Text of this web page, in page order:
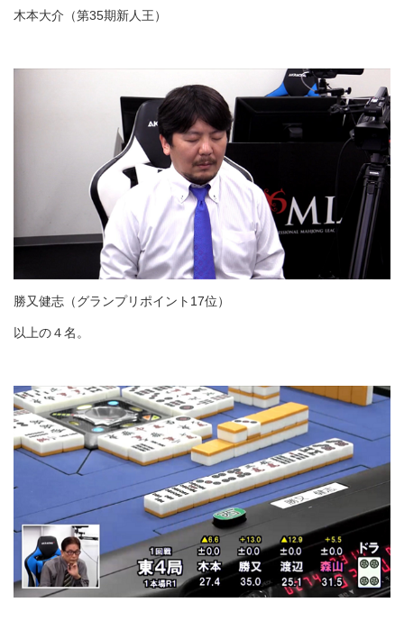
木本大介（第35期新人王）
勝又健志（グランプリポイント17位）
以上の４名。